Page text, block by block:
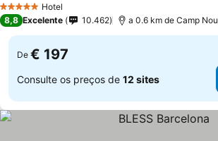
5 Estrelas Hotel
8,8 Excelente 10.462 a 0.6 km de Camp Nou
De € 197
Consulte os preços de 12 sites